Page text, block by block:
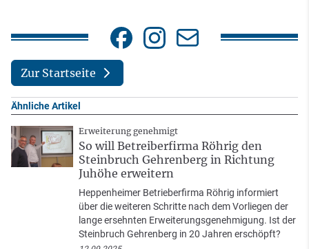
Zur Startseite
Ähnliche Artikel
Erweiterung genehmigt
So will Betreiberfirma Röhrig den
Steinbruch Gehrenberg in Richtung
Juhöhe erweitern
Heppenheimer Betrieberfirma Röhrig informiert
über die weiteren Schritte nach dem Vorliegen der
lange ersehnten Erweiterungsgenehmigung. Ist der
Steinbruch Gehrenberg in 20 Jahren erschöpft?